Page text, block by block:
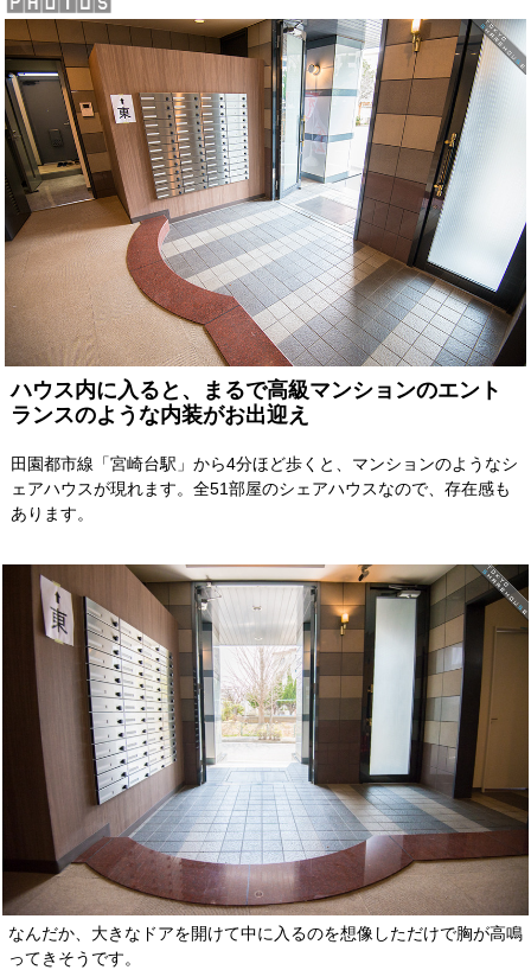
ハウス内に入ると、まるで高級マンションのエント
ランスのような内装がお出迎え
田園都市線「宮崎台駅」から4分ほど歩くと、マンションのようなシ
ェアハウスが現れます。全51部屋のシェアハウスなので、存在感も
あります。
なんだか、大きなドアを開けて中に入るのを想像しただけで胸が高鳴
ってきそうです。